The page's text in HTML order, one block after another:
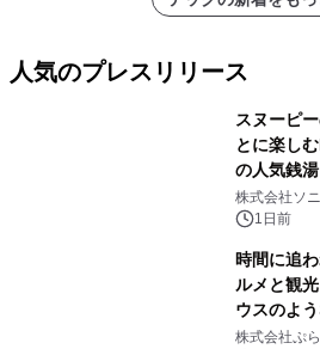
メーショ
人気のプレスリリース
スヌーピ
とに楽し
の人気銭
ラボレー
ボグッズも
株式会社ソ
1日前
時間に追
ルメと観
ウスのよ
サウナも
株式会社ぷ